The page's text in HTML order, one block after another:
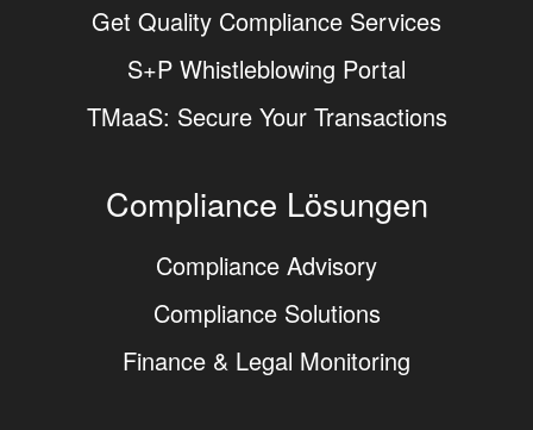
Get Quality Compliance Services
S+P Whistleblowing Portal
TMaaS: Secure Your Transactions
Compliance Lösungen
Compliance Advisory
Compliance Solutions
Finance & Legal Monitoring